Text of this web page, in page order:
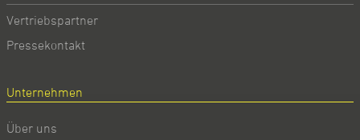
Vertriebspartner
Pressekontakt
Unternehmen
Über uns